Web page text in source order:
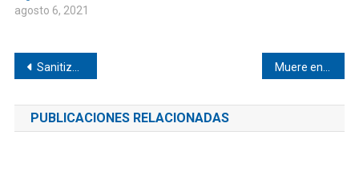
agosto 6, 2021
Navegación
de
entradas
Sanitizan transporte público de Pinotepa Nacional
PUBLICACIONES RELACIONADAS